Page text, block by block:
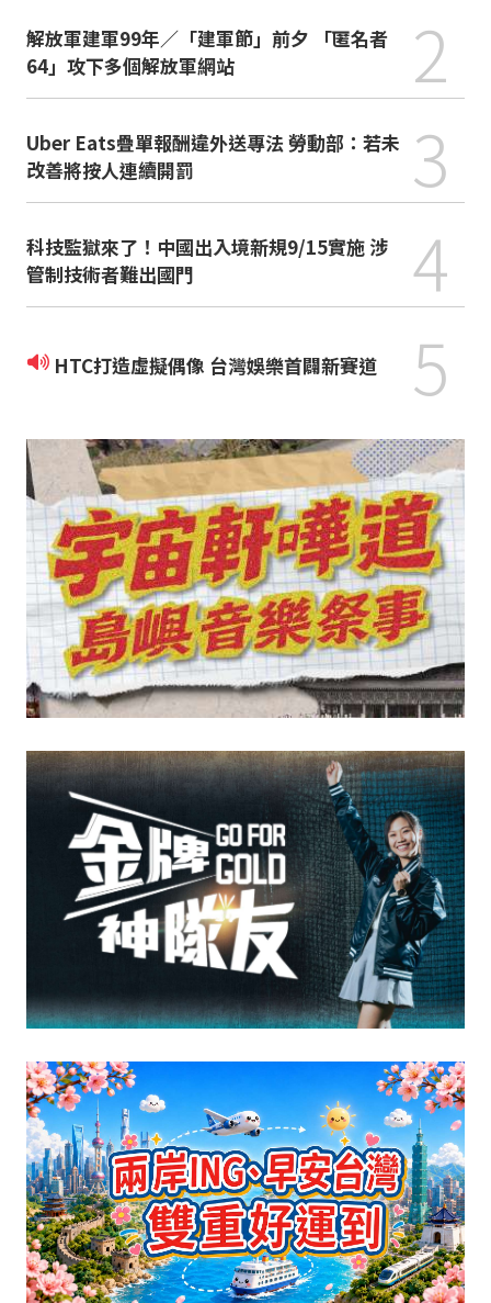
解放軍建軍99年／「建軍節」前夕 「匿名者
64」攻下多個解放軍網站
2
Uber Eats疊單報酬違外送專法 勞動部：若未
改善將按人連續開罰
3
科技監獄來了！中國出入境新規9/15實施 涉
管制技術者難出國門
4
HTC打造虛擬偶像 台灣娛樂首闢新賽道 5